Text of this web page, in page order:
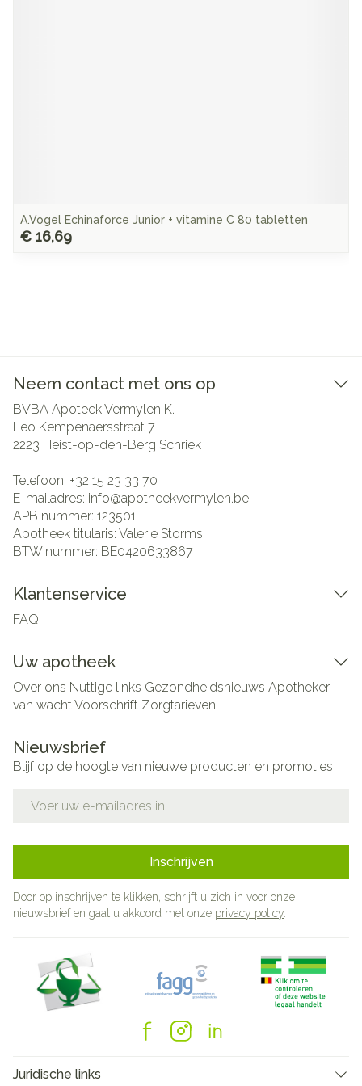
A.Vogel Echinaforce Junior + vitamine C 80 tabletten
€ 16,69
Neem contact met ons op
BVBA Apoteek Vermylen K.
Leo Kempenaersstraat 7
2223 Heist-op-den-Berg Schriek
Telefoon: +32 15 23 33 70
E-mailadres: info@apotheekvermylen.be
APB nummer: 123501
Apotheek titularis: Valerie Storms
BTW nummer: BE0420633867
Klantenservice
FAQ
Uw apotheek
Over ons Nuttige links Gezondheidsnieuws Apotheker
van wachtVoorschrift Zorgtarieven
Nieuwsbrief
Blijf op de hoogte van nieuwe producten en promoties
Inschrijven
Door op inschrijven te klikken, schrijft u zich in voor onze
nieuwsbrief en gaat u akkoord met onze privacy policy
Juridische links